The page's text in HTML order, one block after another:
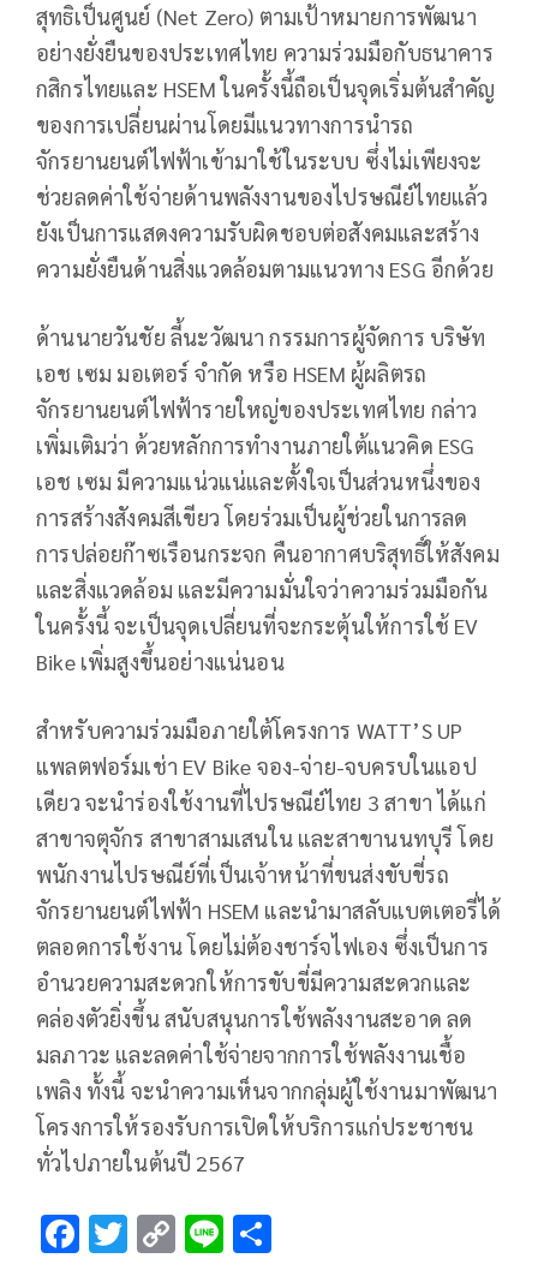
สุทธิเป็นศูนย์ (Net Zero) ตามเป้าหมายการพัฒนา
อย่างยั่งยืนของประเทศไทย ความร่วมมือกับธนาคาร
กสิกรไทยและ HSEM ในครั้งนี้ถือเป็นจุดเริ่มต้นสำคัญ
ของการเปลี่ยนผ่านโดยมีแนวทางการนำรถ
จักรยานยนต์ไฟฟ้าเข้ามาใช้ในระบบ ซึ่งไม่เพียงจะ
ช่วยลดค่าใช้จ่ายด้านพลังงานของไปรษณีย์ไทยแล้ว
ยังเป็นการแสดงความรับผิดชอบต่อสังคมและสร้าง
ความยั่งยืนด้านสิ่งแวดล้อมตามแนวทาง ESG อีกด้วย
ด้านนายวันชัย ลี้นะวัฒนา กรรมการผู้จัดการ บริษัท
เอช เซม มอเตอร์ จำกัด หรือ HSEM ผู้ผลิตรถ
จักรยานยนต์ไฟฟ้ารายใหญ่ของประเทศไทย กล่าว
เพิ่มเติมว่า ด้วยหลักการทำงานภายใต้แนวคิด ESG
เอช เซม มีความแน่วแน่และตั้งใจเป็นส่วนหนึ่งของ
การสร้างสังคมสีเขียว โดยร่วมเป็นผู้ช่วยในการลด
การปล่อยก๊าซเรือนกระจก คืนอากาศบริสุทธิ์ให้สังคม
และสิ่งแวดล้อม และมีความมั่นใจว่าความร่วมมือกัน
ในครั้งนี้ จะเป็นจุดเปลี่ยนที่จะกระตุ้นให้การใช้ EV
Bike เพิ่มสูงขึ้นอย่างแน่นอน
สำหรับความร่วมมือภายใต้โครงการ WATT’S UP
แพลตฟอร์มเช่า EV Bike จอง-จ่าย-จบครบในแอป
เดียว จะนำร่องใช้งานที่ไปรษณีย์ไทย 3 สาขา ได้แก่
สาขาจตุจักร สาขาสามเสนใน และสาขานนทบุรี โดย
พนักงานไปรษณีย์ที่เป็นเจ้าหน้าที่ขนส่งขับขี่รถ
จักรยานยนต์ไฟฟ้า HSEM และนำมาสลับแบตเตอรี่ได้
ตลอดการใช้งาน โดยไม่ต้องชาร์จไฟเอง ซึ่งเป็นการ
อำนวยความสะดวกให้การขับขี่มีความสะดวกและ
คล่องตัวยิ่งขึ้น สนับสนุนการใช้พลังงานสะอาด ลด
มลภาวะ และลดค่าใช้จ่ายจากการใช้พลังงานเชื้อ
เพลิง ทั้งนี้ จะนำความเห็นจากกลุ่มผู้ใช้งานมาพัฒนา
โครงการให้รองรับการเปิดให้บริการแก่ประชาชน
ทั่วไปภายในต้นปี 2567
F T C Li